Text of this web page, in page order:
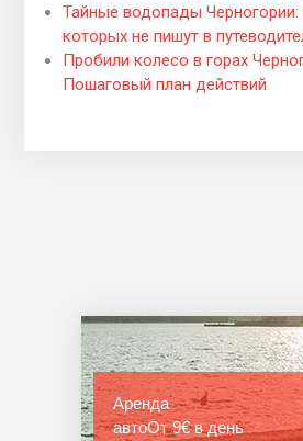
Тайные водопады Черногории:
которых не пишут в
Пробили колесо в горах
Пошаговый план действий
Аренда
автоОт 9€ в день